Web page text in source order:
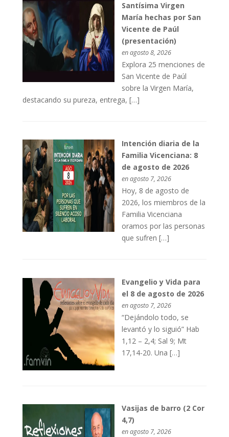
Santísima Virgen
María hechas por San
Vicente de Paúl
(presentación)
en agosto 8, 2026
Explora 25 menciones de
San Vicente de Paúl
sobre la Virgen María,
destacando su pureza, entrega, […]
Intención diaria de la
Familia Vicenciana: 8
de agosto de 2026
en agosto 7, 2026
Hoy, 8 de agosto de
2026, los miembros de la
Familia Vicenciana
oramos por las personas
que sufren […]
Evangelio y Vida para
el 8 de agosto de 2026
en agosto 7, 2026
“Dejándolo todo, se
levantó y lo siguió” Hab
1,12 – 2,4; Sal 9; Mt
17,14-20. Una […]
Vasijas de barro (2 Cor
4,7)
en agosto 7, 2026